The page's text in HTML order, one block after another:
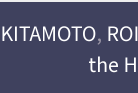
,
the